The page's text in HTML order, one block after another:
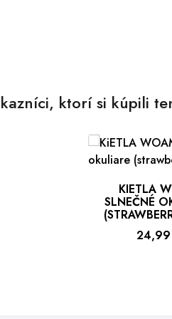
ktorí si kúpili
KIETLA
SLNEČNÉ
Cena